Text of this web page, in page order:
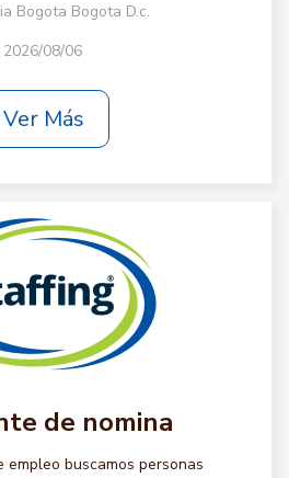
Bogota Bogota D.c.
2026/08/06
Ver Más
de nomina
empleo buscamos personas